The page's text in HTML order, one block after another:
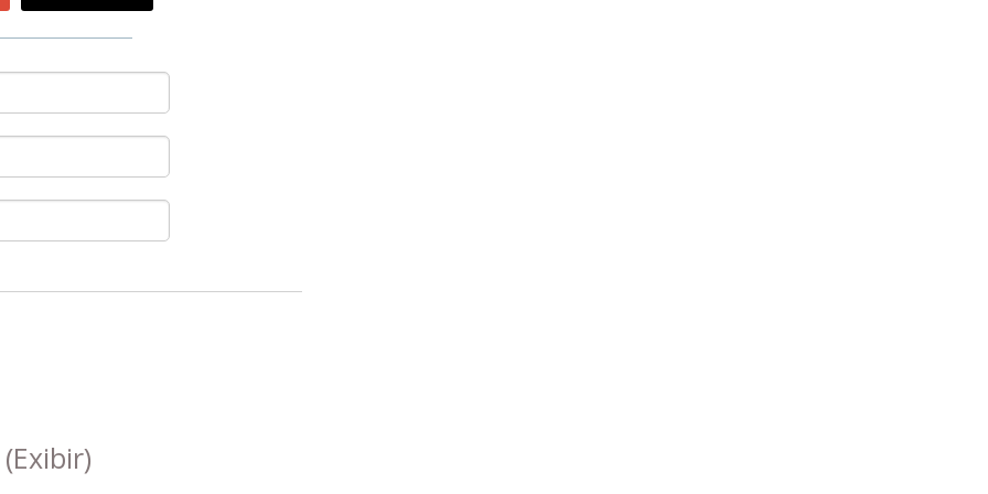
(Exibir)